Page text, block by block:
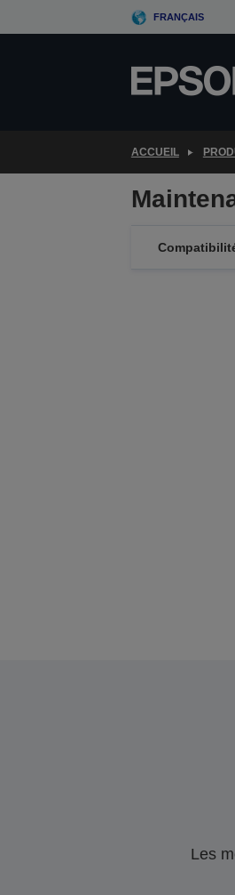
to
FRANÇAIS
ACCUEIL
Les